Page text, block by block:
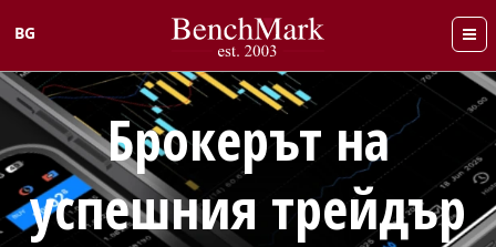
BG
English
Брокерът на
успешния трейдър